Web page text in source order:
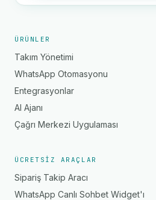
ÜRÜNLER
Takım Yönetimi
WhatsApp Otomasyonu
Entegrasyonlar
AI Ajanı
Çağrı Merkezi Uygulaması
ÜCRETSIZ ARAÇLAR
Sipariş Takip Aracı
WhatsApp Canlı Sohbet Widget'ı